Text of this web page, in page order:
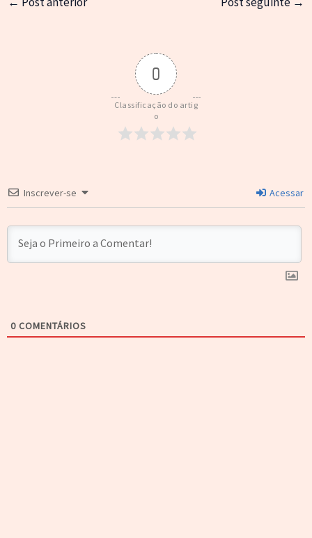
0
Classificação do artig
o
Inscrever-se Acessar
0 COMENTÁRIOS